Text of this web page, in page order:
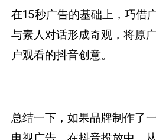
在15秒广告的基础上，巧借
与素人对话形成奇观，将原
户观看的抖音创意。
总结一下，如果品牌制作了